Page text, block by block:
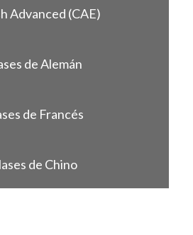
Advanced (CAE)
de Alemán
de Francés
de Chino